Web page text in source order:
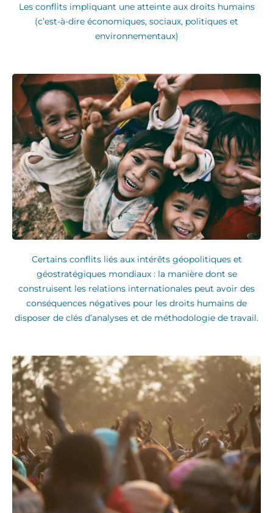
Les conflits impliquant une atteinte aux droits humains
(c’est-à-dire économiques, sociaux, politiques et
environnementaux)
Certains conflits liés aux intérêts géopolitiques et
géostratégiques mondiaux : la manière dont se
construisent les relations internationales peut avoir des
conséquences négatives pour les droits humains de
disposer de clés d’analyses et de méthodologie de travail.